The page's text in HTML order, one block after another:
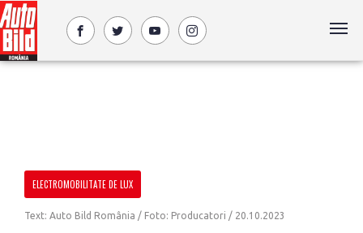
ELECTROMOBILITATE DE LUX
Text: Auto Bild România / Foto: Producatori / 20.10.2023